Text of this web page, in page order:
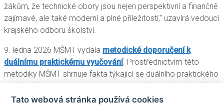
žákům, že technické obory jsou nejen perspektivní a finančně
zajímavé, ale také moderní a plné příležitostí,“ uzavírá vedoucí
krajského odboru školství.
9. ledna 2026 MŠMT vydala metodické doporučení k
duálnímu praktickému vyučování. Prostřednictvím této
metodiky MŠMT shrnuje fakta týkající se duálního praktického
vyučování, v metodice jsou uvedeny změny, které vyplývají jak
z novely školského zákona, tak i z novely příslušné vyhlášky.
Tato webová stránka používá cookies